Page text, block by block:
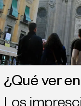
¿Qué ver